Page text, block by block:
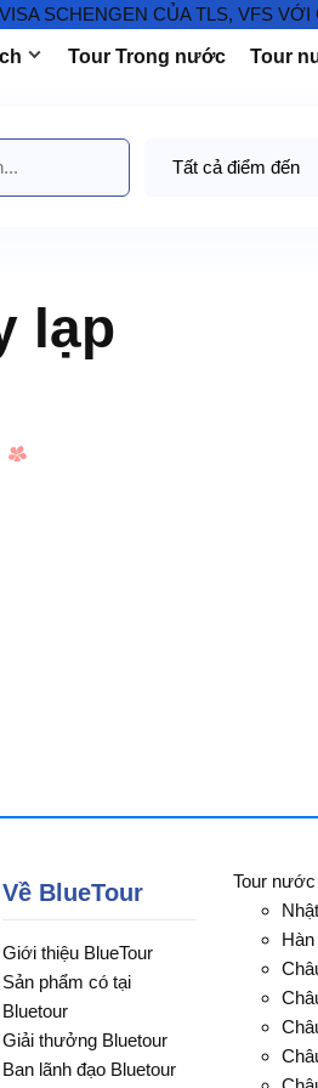
CỦA TLS, VFS
Tour Trong nước Tour
lạp
Về BlueTour
Giới thiệu BlueTour
Sản phẩm có tại
Bluetour
Giải thưởng Bluetour
Ban lãnh đạo Bluetour
Tour